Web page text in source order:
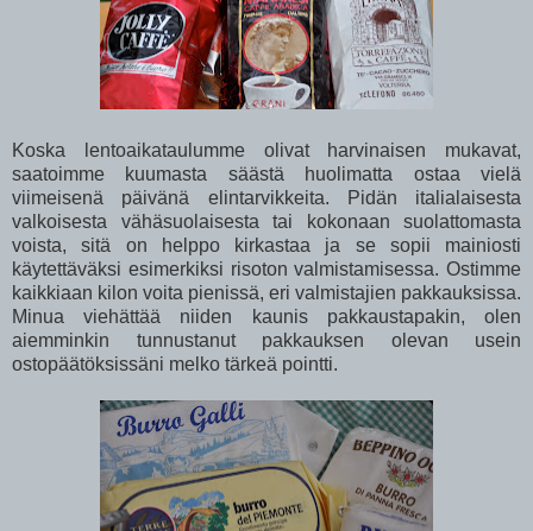
Koska lentoaikataulumme olivat harvinaisen mukavat,
saatoimme kuumasta säästä huolimatta ostaa vielä
viimeisenä päivänä elintarvikkeita. Pidän italialaisesta
valkoisesta vähäsuolaisesta tai kokonaan suolattomasta
voista, sitä on helppo kirkastaa ja se sopii mainiosti
käytettäväksi esimerkiksi risoton valmistamisessa. Ostimme
kaikkiaan kilon voita pienissä, eri valmistajien pakkauksissa.
Minua viehättää niiden kaunis pakkaustapakin, olen
aiemminkin tunnustanut pakkauksen olevan usein
ostopäätöksissäni melko tärkeä pointti.